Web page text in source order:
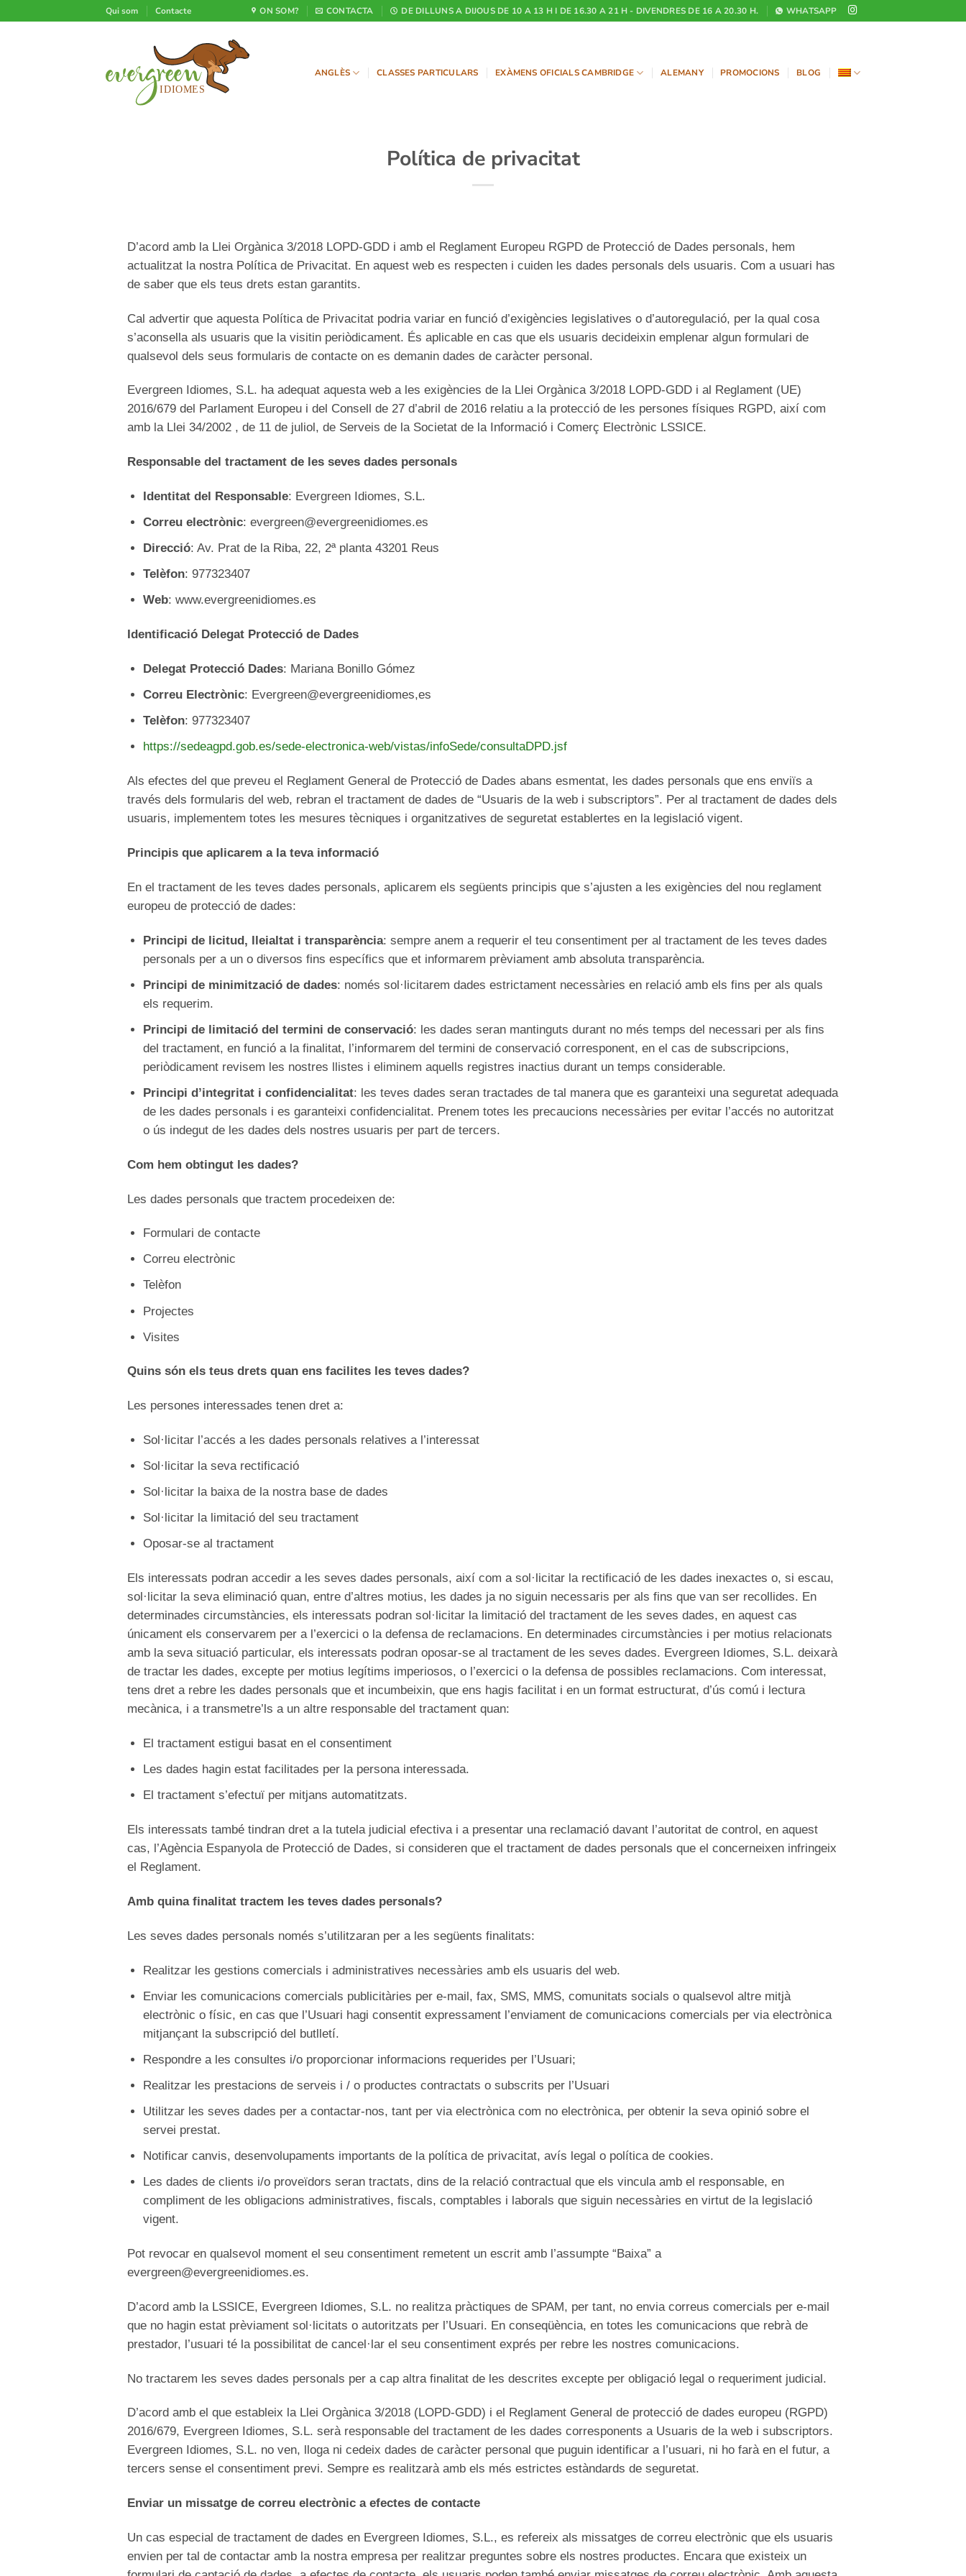
Qui som Contacte ON SOM? CONTACTA DE DILLUNS A DIJOUS DE 10 A 13 H I DE 16.30 A 21 H - DIVENDRES DE 16 A 20.30 H. WHATSAPP
ANGLÈS CLASSES PARTICULARS EXÀMENS OFICIALS CAMBRIDGE ALEMANY PROMOCIONS BLOG
Política de privacitat
D’acord amb la Llei Orgànica 3/2018 LOPD-GDD i amb el Reglament Europeu RGPD de Protecció de Dades personals, hem
actualitzat la nostra Política de Privacitat. En aquest web es respecten i cuiden les dades personals dels usuaris. Com a usuari has
de saber que els teus drets estan garantits.
Cal advertir que aquesta Política de Privacitat podria variar en funció d’exigències legislatives o d’autoregulació, per la qual cosa
s’aconsella als usuaris que la visitin periòdicament. És aplicable en cas que els usuaris decideixin emplenar algun formulari de
qualsevol dels seus formularis de contacte on es demanin dades de caràcter personal.
Evergreen Idiomes, S.L. ha adequat aquesta web a les exigències de la Llei Orgànica 3/2018 LOPD-GDD i al Reglament (UE)
2016/679 del Parlament Europeu i del Consell de 27 d’abril de 2016 relatiu a la protecció de les persones físiques RGPD, així com
amb la Llei 34/2002 , de 11 de juliol, de Serveis de la Societat de la Informació i Comerç Electrònic LSSICE.
Responsable del tractament de les seves dades personals
Identitat del Responsable: Evergreen Idiomes, S.L.
Correu electrònic: evergreen@evergreenidiomes.es
Direcció: Av. Prat de la Riba, 22, 2ª planta 43201 Reus
Telèfon: 977323407
Web: www.evergreenidiomes.es
Identificació Delegat Protecció de Dades
Delegat Protecció Dades: Mariana Bonillo Gómez
Correu Electrònic: Evergreen@evergreenidiomes,es
Telèfon: 977323407
https://sedeagpd.gob.es/sede-electronica-web/vistas/infoSede/consultaDPD.jsf
Als efectes del que preveu el Reglament General de Protecció de Dades abans esmentat, les dades personals que ens enviïs a
través dels formularis del web, rebran el tractament de dades de “Usuaris de la web i subscriptors”. Per al tractament de dades dels
usuaris, implementem totes les mesures tècniques i organitzatives de seguretat establertes en la legislació vigent.
Principis que aplicarem a la teva informació
En el tractament de les teves dades personals, aplicarem els següents principis que s’ajusten a les exigències del nou reglament
europeu de protecció de dades:
Principi de licitud, lleialtat i transparència: sempre anem a requerir el teu consentiment per al tractament de les teves dades
personals per a un o diversos fins específics que et informarem prèviament amb absoluta transparència.
Principi de minimització de dades: només sol·licitarem dades estrictament necessàries en relació amb els fins per als quals
els requerim.
Principi de limitació del termini de conservació: les dades seran mantinguts durant no més temps del necessari per als fins
del tractament, en funció a la finalitat, l’informarem del termini de conservació corresponent, en el cas de subscripcions,
periòdicament revisem les nostres llistes i eliminem aquells registres inactius durant un temps considerable.
Principi d’integritat i confidencialitat: les teves dades seran tractades de tal manera que es garanteixi una seguretat adequada
de les dades personals i es garanteixi confidencialitat. Prenem totes les precaucions necessàries per evitar l’accés no autoritzat
o ús indegut de les dades dels nostres usuaris per part de tercers.
Com hem obtingut les dades?
Les dades personals que tractem procedeixen de:
Formulari de contacte
Correu electrònic
Telèfon
Projectes
Visites
Quins són els teus drets quan ens facilites les teves dades?
Les persones interessades tenen dret a:
Sol·licitar l’accés a les dades personals relatives a l’interessat
Sol·licitar la seva rectificació
Sol·licitar la baixa de la nostra base de dades
Sol·licitar la limitació del seu tractament
Oposar-se al tractament
Els interessats podran accedir a les seves dades personals, així com a sol·licitar la rectificació de les dades inexactes o, si escau,
sol·licitar la seva eliminació quan, entre d’altres motius, les dades ja no siguin necessaris per als fins que van ser recollides. En
determinades circumstàncies, els interessats podran sol·licitar la limitació del tractament de les seves dades, en aquest cas
únicament els conservarem per a l’exercici o la defensa de reclamacions. En determinades circumstàncies i per motius relacionats
amb la seva situació particular, els interessats podran oposar-se al tractament de les seves dades. Evergreen Idiomes, S.L. deixarà
de tractar les dades, excepte per motius legítims imperiosos, o l’exercici o la defensa de possibles reclamacions. Com interessat,
tens dret a rebre les dades personals que et incumbeixin, que ens hagis facilitat i en un format estructurat, d’ús comú i lectura
mecànica, i a transmetre’ls a un altre responsable del tractament quan:
El tractament estigui basat en el consentiment
Les dades hagin estat facilitades per la persona interessada.
El tractament s’efectuï per mitjans automatitzats.
Els interessats també tindran dret a la tutela judicial efectiva i a presentar una reclamació davant l’autoritat de control, en aquest
cas, l’Agència Espanyola de Protecció de Dades, si consideren que el tractament de dades personals que el concerneixen infringeix
el Reglament.
Amb quina finalitat tractem les teves dades personals?
Les seves dades personals només s’utilitzaran per a les següents finalitats:
Realitzar les gestions comercials i administratives necessàries amb els usuaris del web.
Enviar les comunicacions comercials publicitàries per e-mail, fax, SMS, MMS, comunitats socials o qualsevol altre mitjà
electrònic o físic, en cas que l’Usuari hagi consentit expressament l’enviament de comunicacions comercials per via electrònica
mitjançant la subscripció del butlletí.
Respondre a les consultes i/o proporcionar informacions requerides per l’Usuari;
Realitzar les prestacions de serveis i / o productes contractats o subscrits per l’Usuari
Utilitzar les seves dades per a contactar-nos, tant per via electrònica com no electrònica, per obtenir la seva opinió sobre el
servei prestat.
Notificar canvis, desenvolupaments importants de la política de privacitat, avís legal o política de cookies.
Les dades de clients i/o proveïdors seran tractats, dins de la relació contractual que els vincula amb el responsable, en
compliment de les obligacions administratives, fiscals, comptables i laborals que siguin necessàries en virtut de la legislació
vigent.
Pot revocar en qualsevol moment el seu consentiment remetent un escrit amb l’assumpte “Baixa” a
evergreen@evergreenidiomes.es.
D’acord amb la LSSICE, Evergreen Idiomes, S.L. no realitza pràctiques de SPAM, per tant, no envia correus comercials per e-mail
que no hagin estat prèviament sol·licitats o autoritzats per l’Usuari. En conseqüència, en totes les comunicacions que rebrà de
prestador, l’usuari té la possibilitat de cancel·lar el seu consentiment exprés per rebre les nostres comunicacions.
No tractarem les seves dades personals per a cap altra finalitat de les descrites excepte per obligació legal o requeriment judicial.
D’acord amb el que estableix la Llei Orgànica 3/2018 (LOPD-GDD) i el Reglament General de protecció de dades europeu (RGPD)
2016/679, Evergreen Idiomes, S.L. serà responsable del tractament de les dades corresponents a Usuaris de la web i subscriptors.
Evergreen Idiomes, S.L. no ven, lloga ni cedeix dades de caràcter personal que puguin identificar a l’usuari, ni ho farà en el futur, a
tercers sense el consentiment previ. Sempre es realitzarà amb els més estrictes estàndards de seguretat.
Enviar un missatge de correu electrònic a efectes de contacte
Un cas especial de tractament de dades en Evergreen Idiomes, S.L., es refereix als missatges de correu electrònic que els usuaris
envien per tal de contactar amb la nostra empresa per realitzar preguntes sobre els nostres productes. Encara que existeix un